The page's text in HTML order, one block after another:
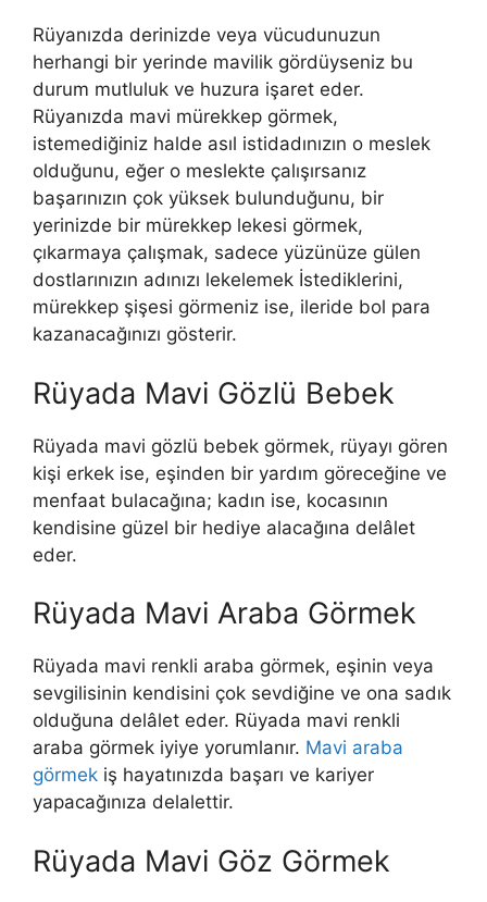
Rüyanızda derinizde veya vücudunuzun
herhangi bir yerinde mavilik gördüyseniz bu
durum mutluluk ve huzura işaret eder.
Rüyanızda mavi mürekkep görmek,
istemediğiniz halde asıl istidadınızın o meslek
olduğunu, eğer o meslekte çalışırsanız
başarınızın çok yüksek bulunduğunu, bir
yerinizde bir mürekkep lekesi görmek,
çıkarmaya çalışmak, sadece yüzünüze gülen
dostlarınızın adınızı lekelemek İstediklerini,
mürekkep şişesi görmeniz ise, ileride bol para
kazanacağınızı gösterir.
Rüyada Mavi Gözlü Bebek
Rüyada mavi gözlü bebek görmek, rüyayı gören
kişi erkek ise, eşinden bir yardım göreceğine ve
menfaat bulacağına; kadın ise, kocasının
kendisine güzel bir hediye alacağına delâlet
eder.
Rüyada Mavi Araba Görmek
Rüyada mavi renkli araba görmek, eşinin veya
sevgilisinin kendisini çok sevdiğine ve ona sadık
olduğuna delâlet eder. Rüyada mavi renkli
araba görmek iyiye yorumlanır. Mavi araba
görmek iş hayatınızda başarı ve kariyer
yapacağınıza delalettir.
Rüyada Mavi Göz Görmek